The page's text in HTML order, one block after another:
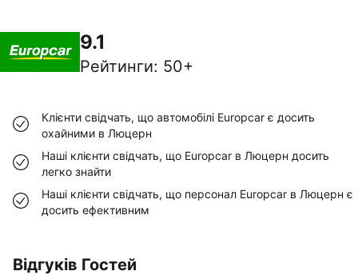
9.1
Рейтинги: 50+
Клієнти свідчать, що автомобілі Europcar є досить
охайними в Люцерн
Наші клієнти свідчать, що Europcar в Люцерн досить
легко знайти
Наші клієнти свідчать, що персонал Europcar в Люцерн є
досить ефективним
Відгуків Гостей